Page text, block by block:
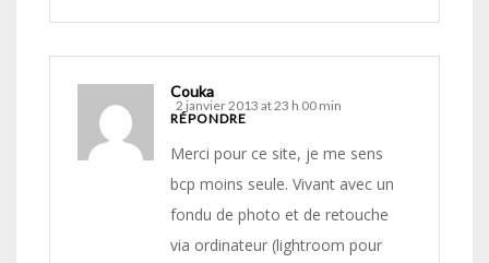
Couka
2 janvier 2013 at 23 h 00 min
RÉPONDRE
Merci pour ce site, je me sens
bcp moins seule. Vivant avec un
fondu de photo et de retouche
via ordinateur (lightroom pour